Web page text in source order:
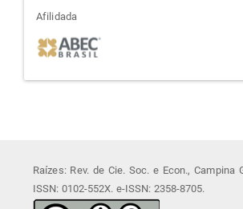
afiliada
Afilidada
Raízes: Rev. de Cie. Soc. e Econ., Campina
ISSN: 0102-552X. e-ISSN: 2358-8705.